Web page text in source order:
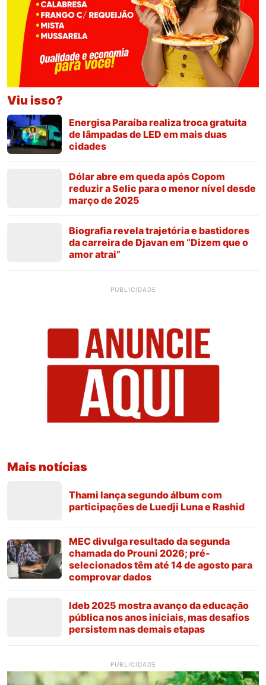
Viu isso?
Energisa Paraíba realiza troca gratuita
de lâmpadas de LED em mais duas
cidades
Dólar abre em queda após Copom
reduzir a Selic para o menor nível desde
março de 2025
Biografia revela trajetória e bastidores
da carreira de Djavan em “Dizem que o
amor atrai”
PUBLICIDADE
Mais notícias
Thami lança segundo álbum com
participações de Luedji Luna e Rashid
MEC divulga resultado da segunda
chamada do Prouni 2026; pré-
selecionados têm até 14 de agosto para
comprovar dados
Ideb 2025 mostra avanço da educação
pública nos anos iniciais, mas desafios
persistem nas demais etapas
PUBLICIDADE